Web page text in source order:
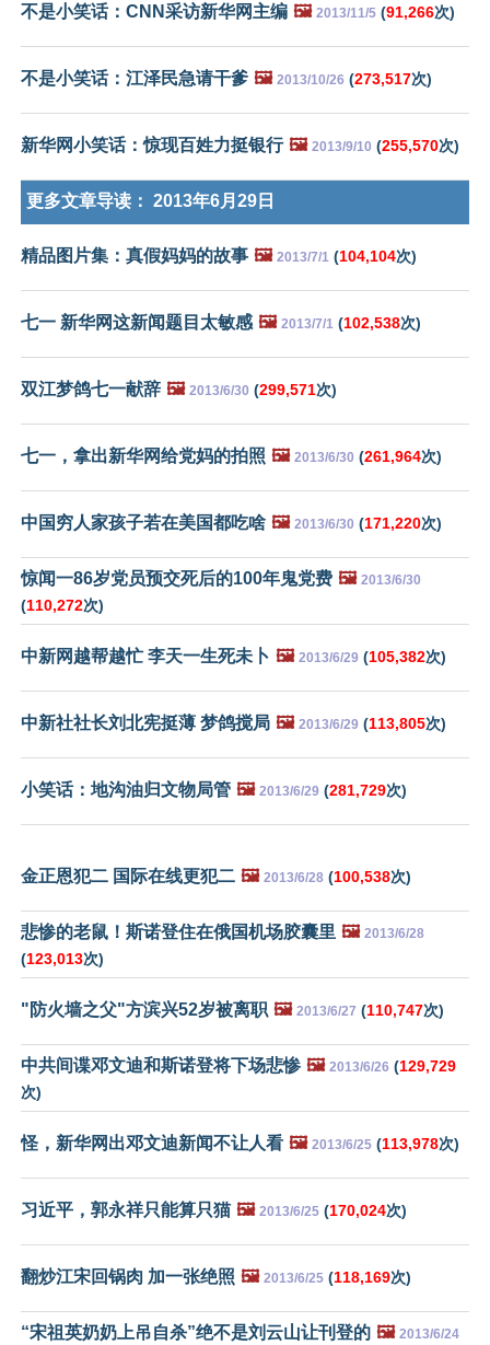
不是小笑话：CNN采访新华网主编 🖼️ 2013/11/5 (91,266次)
不是小笑话：江泽民急请干爹 🖼️ 2013/10/26 (273,517次)
新华网小笑话：惊现百姓力挺银行 🖼️ 2013/9/10 (255,570次)
更多文章导读： 2013年6月29日
精品图片集：真假妈妈的故事 🖼️ 2013/7/1 (104,104次)
七一 新华网这新闻题目太敏感 🖼️ 2013/7/1 (102,538次)
双江梦鸽七一献辞 🖼️ 2013/6/30 (299,571次)
七一，拿出新华网给党妈的拍照 🖼️ 2013/6/30 (261,964次)
中国穷人家孩子若在美国都吃啥 🖼️ 2013/6/30 (171,220次)
惊闻一86岁党员预交死后的100年鬼党费 🖼️ 2013/6/30
(110,272次)
中新网越帮越忙 李天一生死未卜 🖼️ 2013/6/29 (105,382次)
中新社社长刘北宪挺薄 梦鸽搅局 🖼️ 2013/6/29 (113,805次)
小笑话：地沟油归文物局管 🖼️ 2013/6/29 (281,729次)
金正恩犯二 国际在线更犯二 🖼️ 2013/6/28 (100,538次)
悲惨的老鼠！斯诺登住在俄国机场胶囊里 🖼️ 2013/6/28
(123,013次)
"防火墙之父"方滨兴52岁被离职 🖼️ 2013/6/27 (110,747次)
中共间谍邓文迪和斯诺登将下场悲惨 🖼️ 2013/6/26 (129,729
次)
怪，新华网出邓文迪新闻不让人看 🖼️ 2013/6/25 (113,978次)
习近平，郭永祥只能算只猫 🖼️ 2013/6/25 (170,024次)
翻炒江宋回锅肉 加一张绝照 🖼️ 2013/6/25 (118,169次)
“宋祖英奶奶上吊自杀”绝不是刘云山让刊登的 🖼️ 2013/6/24